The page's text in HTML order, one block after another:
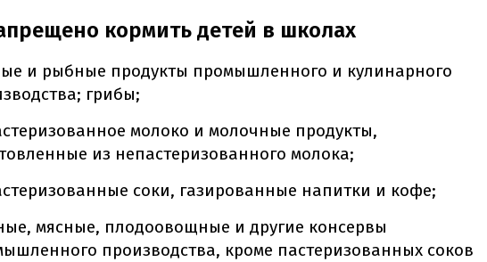
кормить детей в школах
и рыбные продукты промышленного и кулинарного
грибы;
молоко и молочные продукты,
из непастеризованного молока;
соки, газированные напитки и кофе;
мясные, плодоовощные и другие консервы
производства, кроме пастеризованных соков